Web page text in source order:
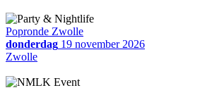
Popronde Zwolle
donderdag 19 november 2026
Zwolle